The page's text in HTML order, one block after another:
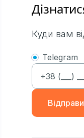
Куди вам
Telegram